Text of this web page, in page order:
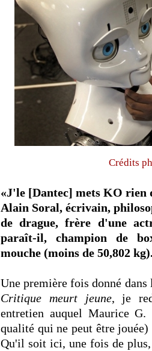
Crédits
«J'le [Dantec] mets KO rien
Alain Soral, écrivain,
de drague, frère d'une
paraît-il, champion de
mouche (moins de 50,802
Une première fois donné
Critique meurt jeune, je
entretien auquel Maurice
qualité qui ne peut être
Qu'il soit ici, une fois de